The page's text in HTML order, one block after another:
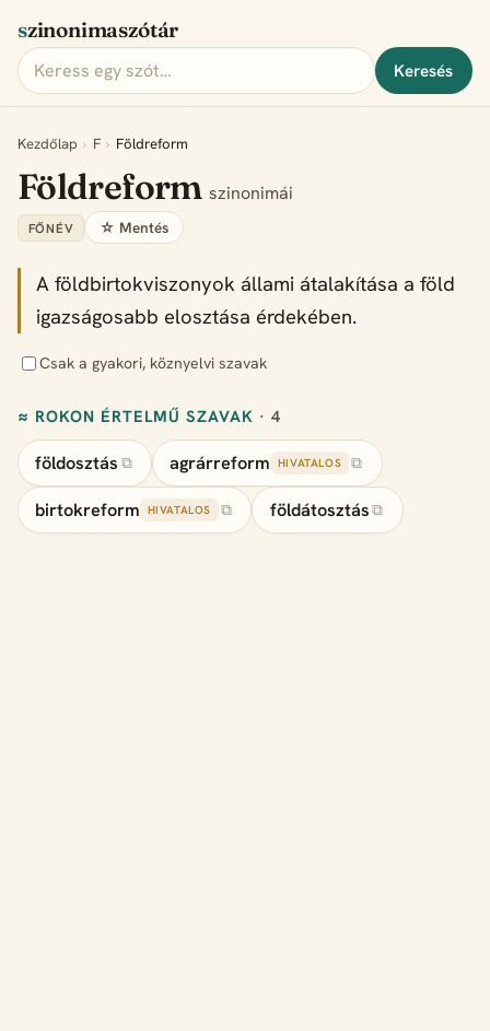
szinonimaszótár
Keresés
Kezdőlap › F › Földreform
Földreform szinonimái
FŐNÉV ☆ Mentés
A földbirtokviszonyok állami átalakítása a föld
igazságosabb elosztása érdekében.
Csak a gyakori, köznyelvi szavak
≈ ROKON ÉRTELMŰ SZAVAK · 4
földosztás ⧉ agrárreform HIVATALOS ⧉
birtokreform HIVATALOS ⧉ földátosztás ⧉